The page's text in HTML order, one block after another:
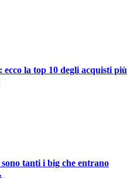
la top 10 degli acquisti più
tanti i big che entrano